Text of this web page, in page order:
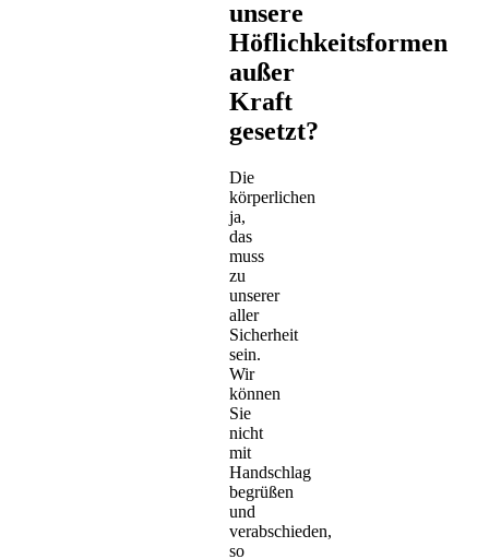
unsere
Höflichkeitsformen
außer
Kraft
gesetzt?
Die
körperlichen
ja,
das
muss
zu
unserer
aller
Sicherheit
sein.
Wir
können
Sie
nicht
mit
Handschlag
begrüßen
und
verabschieden,
so